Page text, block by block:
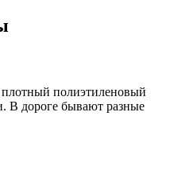
полиэтиленовый
В дороге бывают разные